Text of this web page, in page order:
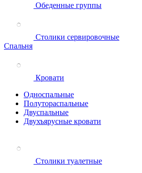
Обеденные группы
Столики сервировочные
Спальня
Кровати
Односпальные
Полутораспальные
Двуспальные
Двухъярусные кровати
Столики туалетные